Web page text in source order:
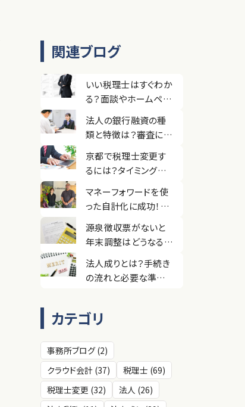
関連ブログ
いい税理士はすぐわか
る？面談やホームペー
を解説
法人の銀行融資の種
類と特徴は？審査に通
京都で税理士変更す
るには？タイミングや
ント
マネーフォワードを使
った自計化に成功！
社L-planning様
源泉徴収票がないと
年末調整はどうなる？
いケースを解説
法人成りとは？手続き
の流れと必要な準備・
カテゴリ
事務所ブログ (2)
クラウド会計 (37)
税理士 (69)
税理士変更 (32)
法人 (26)